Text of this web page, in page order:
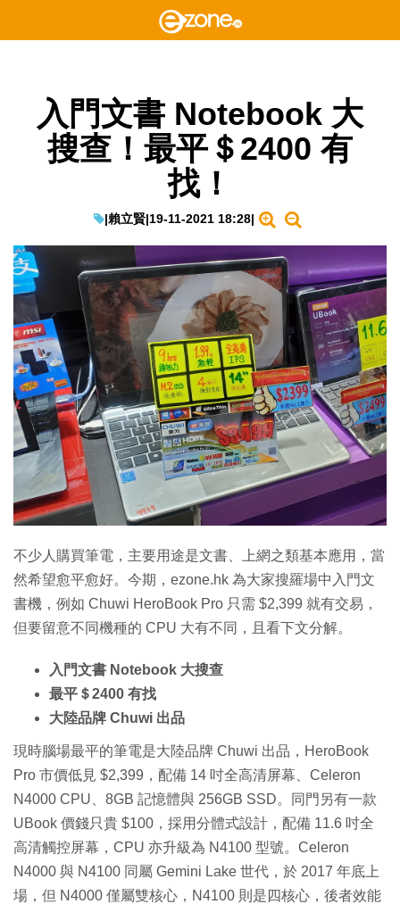
入門文書 Notebook 大
搜查！最平＄2400 有
找！
|賴立賢|19-11-2021 18:28|
不少人購買筆電，主要用途是文書、上網之類基本應用，當
然希望愈平愈好。今期，ezone.hk 為大家搜羅場中入門文
書機，例如 Chuwi HeroBook Pro 只需 $2,399 就有交易，
但要留意不同機種的 CPU 大有不同，且看下文分解。
入門文書 Notebook 大搜查
最平＄2400 有找
大陸品牌 Chuwi 出品
現時腦場最平的筆電是大陸品牌 Chuwi 出品，HeroBook
Pro 市價低見 $2,399，配備 14 吋全高清屏幕、Celeron
N4000 CPU、8GB 記憶體與 256GB SSD。同門另有一款
UBook 價錢只貴 $100，採用分體式設計，配備 11.6 吋全
高清觸控屏幕，CPU 亦升級為 N4100 型號。Celeron
N4000 與 N4100 同屬 Gemini Lake 世代，於 2017 年底上
場，但 N4000 僅屬雙核心，N4100 則是四核心，後者效能